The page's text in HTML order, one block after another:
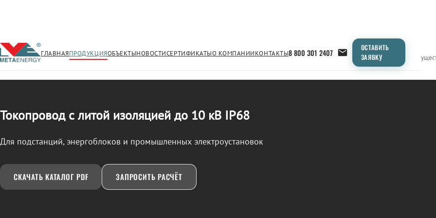
ГЛАВНАЯПРОДУКЦИЯОБЪЕКТЫНОВОСТИСЕРТИФИКАТЫО КОМПАНИИКОНТАКТЫ8 800 301 2407
ОСТАВИТЬ
ЗАЯВКУ
← Продукция/ТОКОПРОВОД Применение Продукция ТипоразмерыСравнение
Токопровод с литой изоляцией до 10 кВ IP68
Для подстанций, энергоблоков и промышленных электроустановок
СКАЧАТЬ КАТАЛОГ PDF ЗАПРОСИТЬ РАСЧЁТ